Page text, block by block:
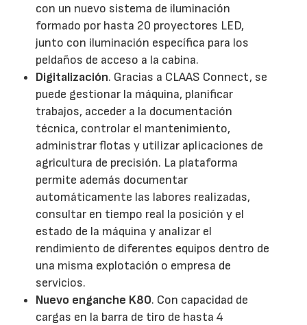
con un nuevo sistema de iluminación
formado por hasta 20 proyectores LED,
junto con iluminación específica para los
peldaños de acceso a la cabina.
Digitalización. Gracias a CLAAS Connect, se
puede gestionar la máquina, planificar
trabajos, acceder a la documentación
técnica, controlar el mantenimiento,
administrar flotas y utilizar aplicaciones de
agricultura de precisión. La plataforma
permite además documentar
automáticamente las labores realizadas,
consultar en tiempo real la posición y el
estado de la máquina y analizar el
rendimiento de diferentes equipos dentro de
una misma explotación o empresa de
servicios.
Nuevo enganche K80. Con capacidad de
cargas en la barra de tiro de hasta 4